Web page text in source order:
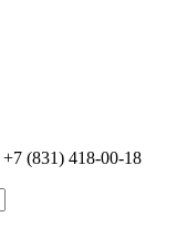
+7 (831) 418-00-18